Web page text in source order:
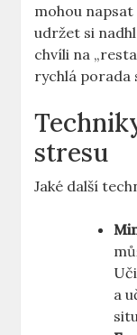
mohou​
udržet si
chvíli ⁢na
rychlá porada
stresu
Jaké další
a